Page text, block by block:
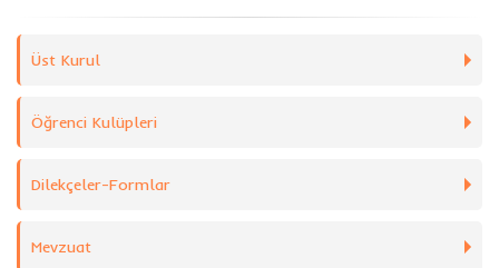
Üst Kurul
Öğrenci Kulüpleri
Dilekçeler-Formlar
Mevzuat